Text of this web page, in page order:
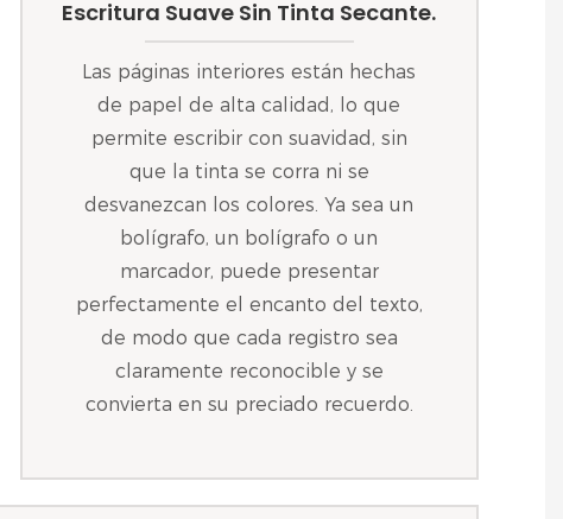
Escritura Suave Sin Tinta Secante.
Las páginas interiores están hechas
de papel de alta calidad, lo que
permite escribir con suavidad, sin
que la tinta se corra ni se
desvanezcan los colores. Ya sea un
bolígrafo, un bolígrafo o un
marcador, puede presentar
perfectamente el encanto del texto,
de modo que cada registro sea
claramente reconocible y se
convierta en su preciado recuerdo.